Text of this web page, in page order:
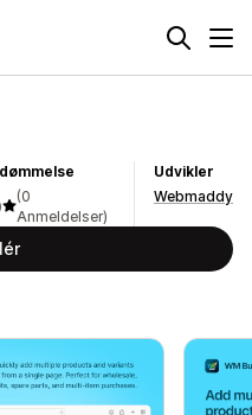
(0
Anmeldelser)
Udvikler
Webmaddy